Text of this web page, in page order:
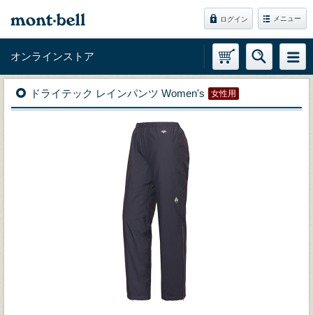
ログイン メニュー
オンラインストア
ドライテック レインパンツ Women's 女性用